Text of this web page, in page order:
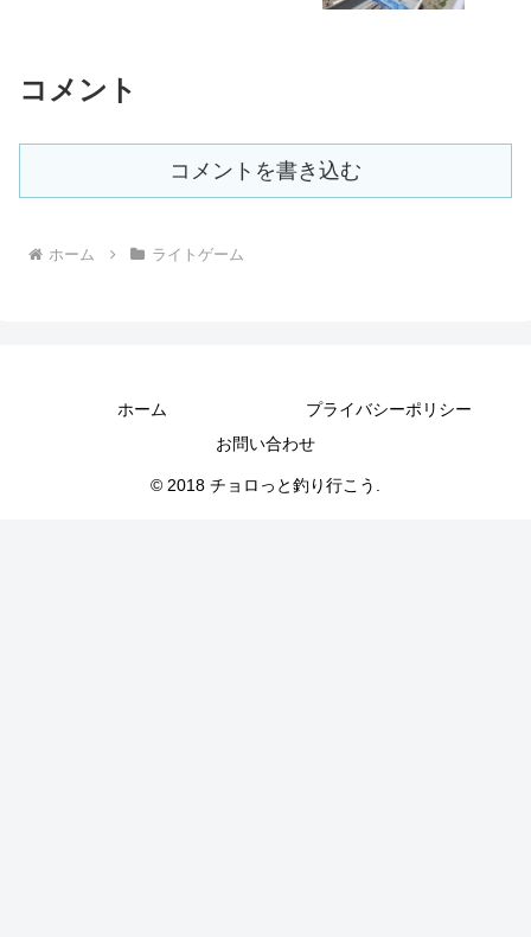
コメント
コメントを書き込む
ホーム ライトゲーム
ホーム
プライバシーポリシー
お問い合わせ
© 2018 チョロっと釣り行こう.